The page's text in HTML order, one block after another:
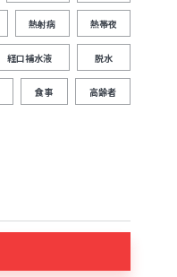
熱射病 熱帯夜
経口補水液 脱水
食事 高齢者